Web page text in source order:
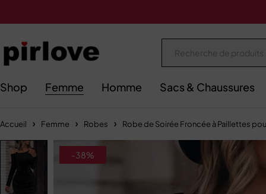
Shop Femme Homme Sacs & Chaussures
Accueil Femme Robes Robe de Soirée Froncée à Paillettes
-38%